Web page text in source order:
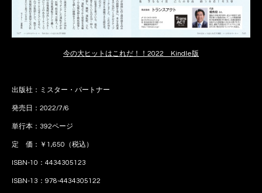
今の大ヒットはこれだ！！2022 Kindle版
出版社：ミスター・パートナー
発売日：2022/7/6
単行本：392ページ
定 価：￥1,650（税込）
ISBN-10：4434305123
ISBN-13：978-4434305122